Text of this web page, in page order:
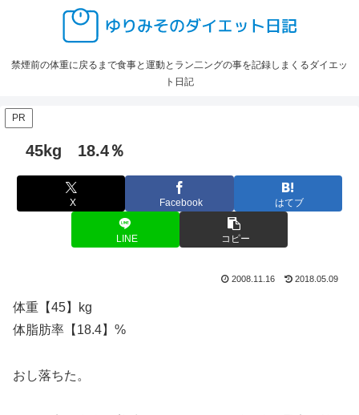
禁煙前の体重に戻るまで食事と運動とラン二ングの事を記録しまくるダイエッ
ト日記
PR
45kg 18.4％
X Facebook はてブ
LINE コピー
2008.11.16 2018.05.09
体重【45】kg
体脂肪率【18.4】%
おし落ちた。